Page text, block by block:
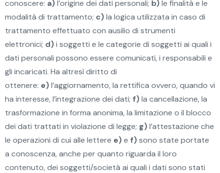
conoscere: a)l’origine dei dati personali; b)le finalità e le
modalità di trattamento; c)la logica utilizzata in caso di
trattamento effettuato con ausilio di strumenti
elettronici; d)i soggetti e le categorie di soggetti ai quali i
dati personali possono essere comunicati, i responsabili e
gli incaricati. Ha altresì diritto di
ottenere: e)l’aggiornamento, la rettifica ovvero, quando vi
ha interesse, l’integrazione dei dati; f)la cancellazione, la
trasformazione in forma anonima, la limitazione o il blocco
dei dati trattati in violazione di legge; g)l’attestazione che
le operazioni di cui alle lettere e)e f)sono state portate
a conoscenza, anche per quanto riguarda il loro
contenuto, dei soggetti/società ai quali i dati sono stati